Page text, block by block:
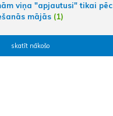
viņa "apjautusi" tikai pēc
mājās (1)
skatīt nākošo